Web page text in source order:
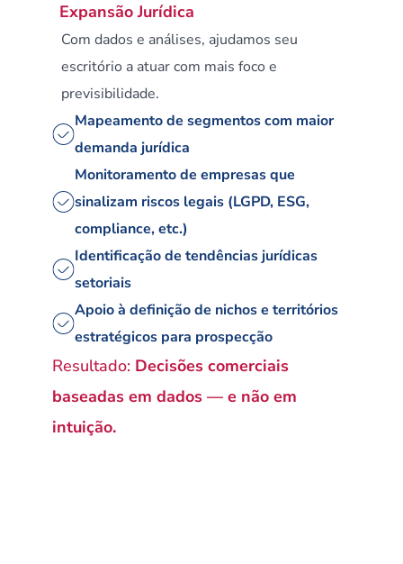
Expansão Jurídica
Com dados e análises, ajudamos seu
escritório a atuar com mais foco e
previsibilidade.
Mapeamento de segmentos com maior
demanda jurídica
Monitoramento de empresas que
sinalizam riscos legais (LGPD, ESG,
compliance, etc.)
Identificação de tendências jurídicas
setoriais
Apoio à definição de nichos e territórios
estratégicos para prospecção
Resultado: Decisões comerciais
baseadas em dados — e não em
intuição.